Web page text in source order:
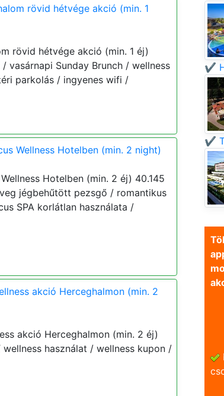
rövid hétvége akció (min. 1
rövid hétvége akció (min. 1 éj)
Sunday Brunch / wellness
parkolás / ingyenes wifi /
Wellness Hotelben (min. 2 night)
Hotelben (min. 2 éj) 40.145
jégbehűtött pezsgő / romantikus
SPA korlátlan használata /
akció Herceghalmon (min. 2
akció Herceghalmon (min. 2 éj)
használat / wellness kupon /
✔️
✔️